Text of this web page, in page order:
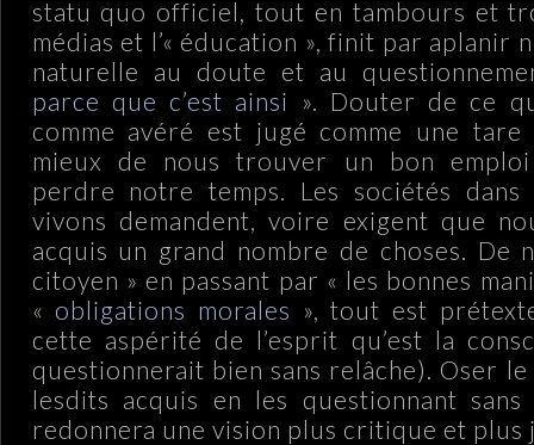
statu quo officiel, tout en tambours et
médias et l’« éducation », finit par aplanir
naturelle au doute et au
parce que c’est ainsi ». Douter de ce
comme avéré est jugé comme une
mieux de nous trouver un bon
perdre notre temps. Les sociétés dans
vivons demandent, voire exigent que
acquis un grand nombre de choses. De
citoyen » en passant par « les bonnes
« obligations morales », tout est
cette aspérité de l’esprit qu’est la
questionnerait bien sans relâche). Oser
lesdits acquis en les questionnant
redonnera une vision plus critique et plus